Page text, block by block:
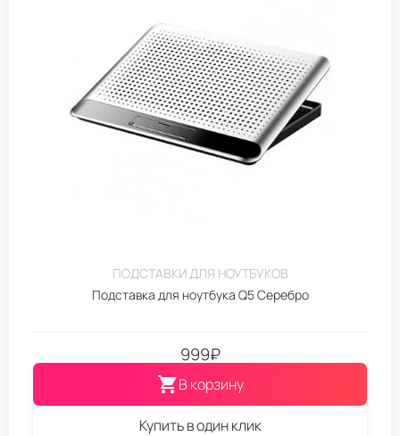
ПОДСТАВКИ ДЛЯ НОУТБУКОВ
Подставка для ноутбука Q5 Серебро
999₽
В корзину
Купить в один клик